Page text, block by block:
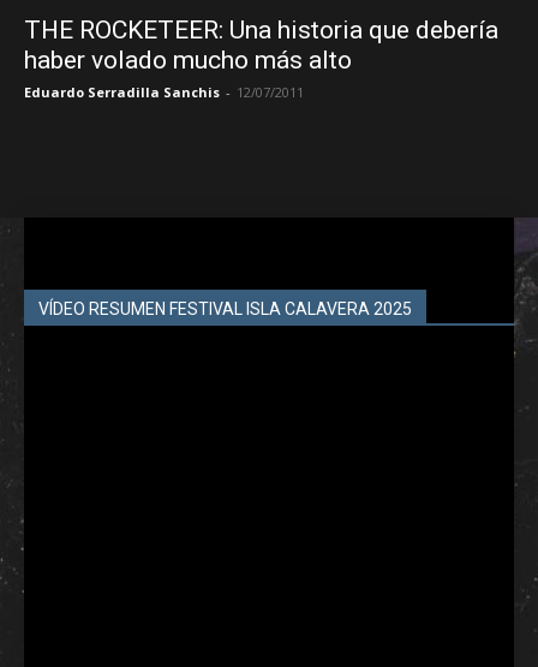
THE ROCKETEER: Una historia que debería
haber volado mucho más alto
Eduardo Serradilla Sanchis - 12/07/2011
VÍDEO RESUMEN FESTIVAL ISLA CALAVERA 2025